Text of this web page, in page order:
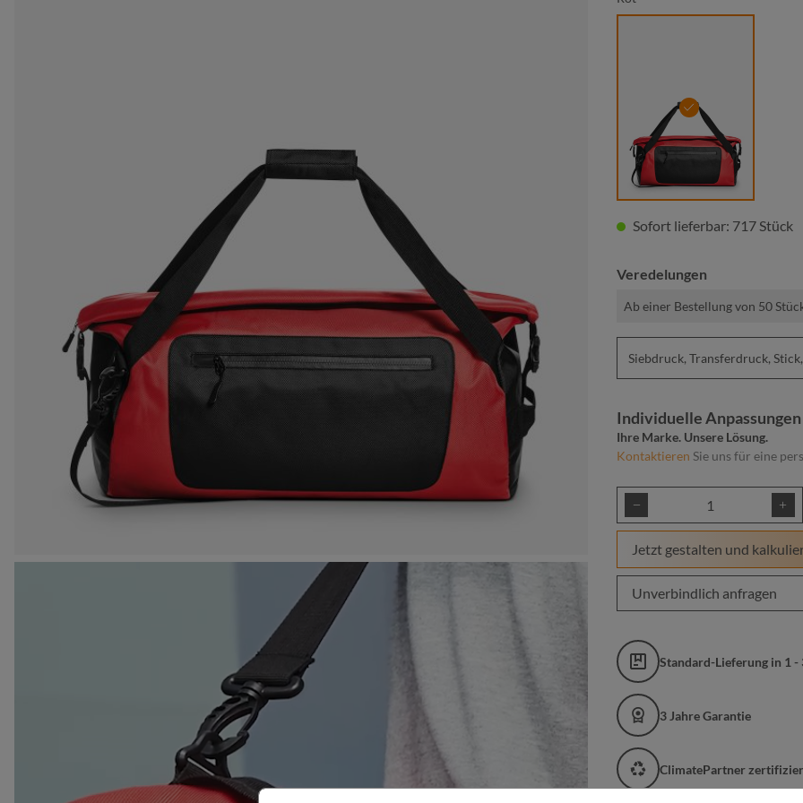
rot
Sofort lieferbar: 717 Stück
Veredelungen
Ab einer Bestellung von 50
Siebdruck, Transferdruck,
Individuelle Anpassungen
Ihre Marke. Unsere Lösung.
Kontaktieren Sie uns für eine
Produkt Anzahl:
Jetzt gestalten und
Unverbindlich anfragen
Standard-Lieferung in 1 -
3 Jahre Garantie
ClimatePartner